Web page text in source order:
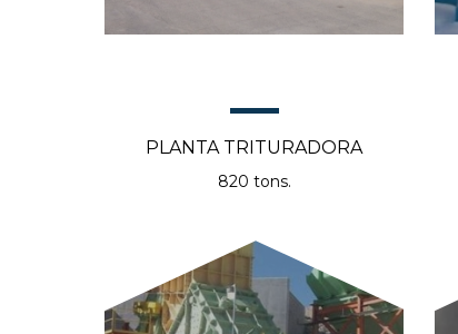
PLANTA TRITURADORA
820 tons.